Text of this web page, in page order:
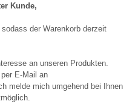
Kunde,
der Warenkorb derzeit
an unseren Produkten.
E-Mail an
melde mich umgehend bei Ihnen